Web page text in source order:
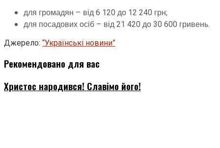
для громадян – від 6 120 до 12 240 грн;
для посадових осіб – від 21 420 до 30 600 гривень.
Джерело: “Українські новини”
Рекомендовано для вас
Христос народився! Славімо його!